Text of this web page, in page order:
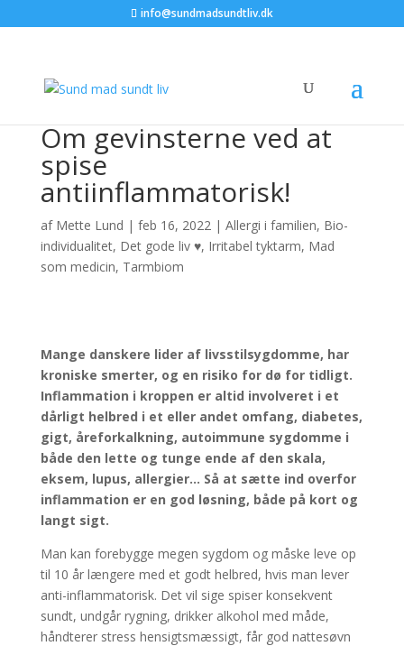
info@sundmadsundtliv.dk
Om gevinsterne ved at
spise
antiinflammatorisk!
af Mette Lund | feb 16, 2022| Allergi i familien, Bio-
individualitet, Det gode liv ♥, Irritabel tyktarm, Mad
som medicin, Tarmbiom
Mange danskere lider af livsstilsygdomme, har
kroniske smerter, og en risiko for dø for tidligt.
Inflammation i kroppen er altid involveret i et
dårligt helbred i et eller andet omfang, diabetes,
gigt, åreforkalkning, autoimmune sygdomme i
både den lette og tunge ende af den skala,
eksem, lupus, allergier… Så at sætte ind overfor
inflammation er en god løsning, både på kort og
langt sigt.
Man kan forebygge megen sygdom og måske leve op
til 10 år længere med et godt helbred, hvis man lever
anti-inflammatorisk. Det vil sige spiser konsekvent
sundt, undgår rygning, drikker alkohol med måde,
håndterer stress hensigtsmæssigt, får god nattesøvn